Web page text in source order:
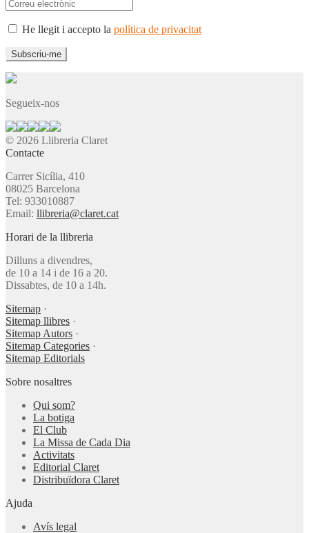
He llegit i accepto la política de privacitat
Segueix-nos
© 2026 Llibreria Claret
Contacte
Carrer Sicília, 410
08025 Barcelona
Tel: 933010887
Email: llibreria@claret.cat
Horari de la llibreria
Dilluns a divendres,
de 10 a 14 i de 16 a 20.
Dissabtes, de 10 a 14h.
Sitemap ·
Sitemap llibres ·
Sitemap Autors ·
Sitemap Categories ·
Sitemap Editorials
Sobre nosaltres
Qui som?
La botiga
El Club
La Missa de Cada Dia
Activitats
Editorial Claret
Distribuïdora Claret
Ajuda
Avís legal